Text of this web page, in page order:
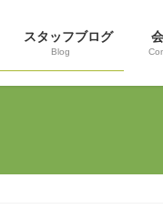
スタッフブログ
Blog